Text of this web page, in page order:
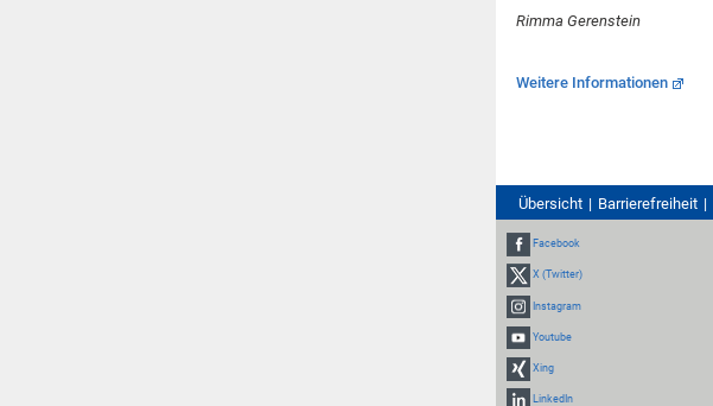
Rimma Gerenstein
Weitere Informationen
Übersicht Barrierefreiheit
Facebook
X (Twitter)
Instagram
Youtube
Xing
LinkedIn